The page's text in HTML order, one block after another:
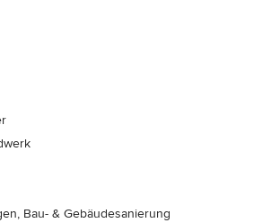
Bau- & Gebäudesanierung